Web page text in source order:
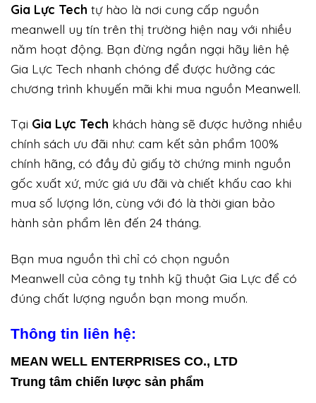
Gia Lực Tech tự hào là nơi cung cấp nguồn
meanwell uy tín trên thị trường hiện nay với nhiều
năm hoạt động. Bạn đừng ngần ngại hãy liên hệ
Gia Lực Tech nhanh chóng để được hưởng các
chương trình khuyến mãi khi mua nguồn Meanwell.
Tại Gia Lực Tech khách hàng sẽ được hưởng nhiều
chính sách ưu đãi như: cam kết sản phẩm 100%
chính hãng, có đầy đủ giấy tờ chứng minh nguồn
gốc xuất xứ, mức giá ưu đãi và chiết khấu cao khi
mua số lượng lớn, cùng với đó là thời gian bảo
hành sản phẩm lên đến 24 tháng.
Bạn mua nguồn thì chỉ có chọn nguồn
Meanwell của công ty tnhh kỹ thuật Gia Lực để có
đúng chất lượng nguồn bạn mong muốn.
Thông tin liên hệ:
MEAN WELL ENTERPRISES CO., LTD
Trung tâm chiến lược sản phẩm